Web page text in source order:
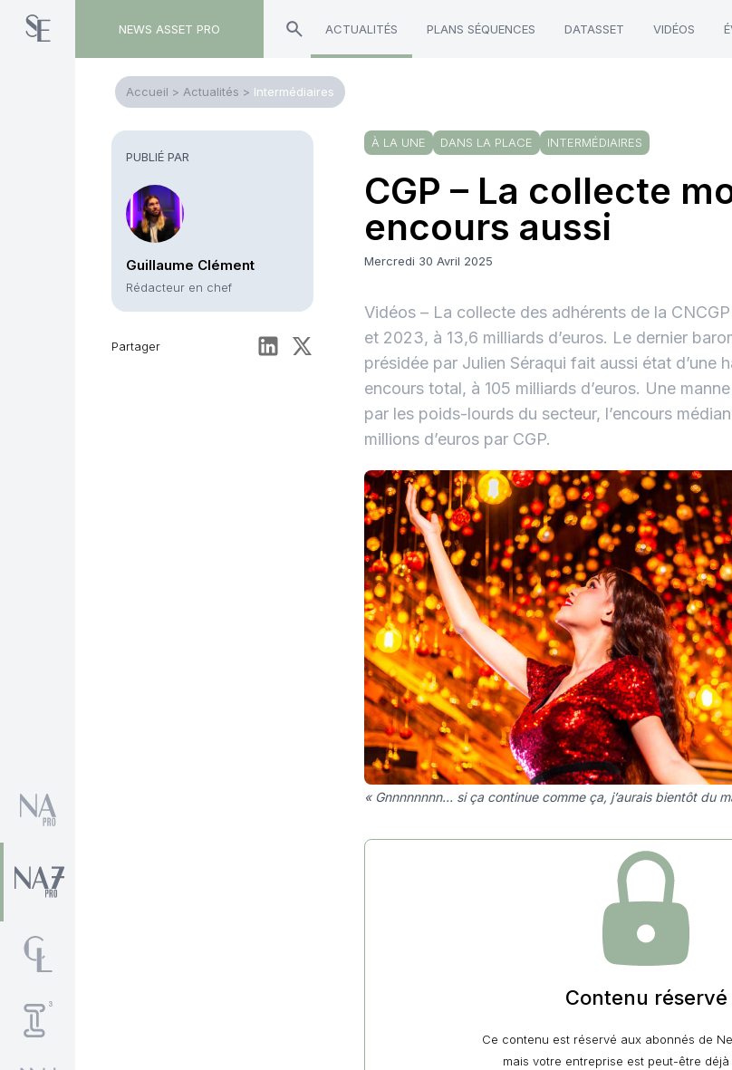
NEWS ASSET PRO ACTUALITÉS PLANS SÉQUENCES DATASSET VIDÉOS
Accueil > Actualités > Intermédiaires
PUBLIÉ PAR
Guillaume Clément
Rédacteur en chef
Partager
À LA UNE DANS LA PLACE INTERMÉDIAIRES
CGP – La collecte
encours aussi
Mercredi 30 Avril 2025
Vidéos – La collecte des adhérents de la
et 2023, à 13,6 milliards d’euros. Le dernier
présidée par Julien Séraqui fait aussi état d’une
encours total, à 105 milliards d’euros. Une
par les poids-lourds du secteur, l’encours
millions d’euros par CGP.
« Gnnnnnnnn… si ça continue comme ça, j’aurais bientôt du
Contenu réservé
Ce contenu est réservé aux abonnés de
mais votre entreprise est peut-être